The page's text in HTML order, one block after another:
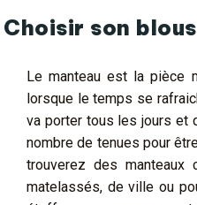
Choisir son
Le manteau est la pièce
lorsque le temps se
va porter tous les jours et
nombre de tenues pour
trouverez des manteaux
matelassés, de ville ou